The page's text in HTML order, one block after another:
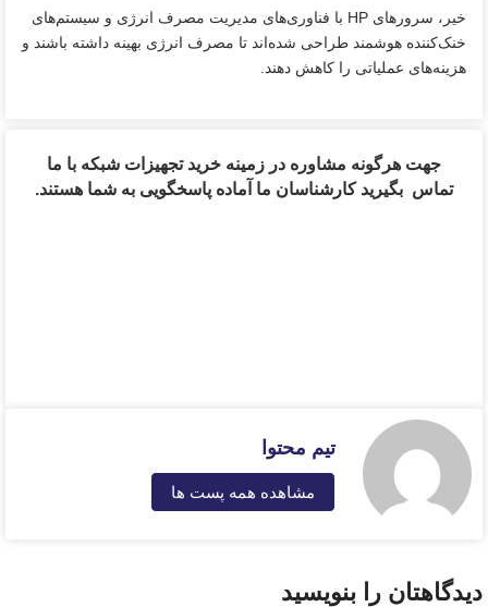
خیر، سرورهای HP با فناوری‌های مدیریت مصرف انرژی و سیستم‌های
خنک‌کننده هوشمند طراحی شده‌اند تا مصرف انرژی بهینه داشته باشند و
هزینه‌های عملیاتی را کاهش دهند.
جهت هرگونه مشاوره در زمینه خرید تجهیزات شبکه با ما
تماس بگیرید کارشناسان ما آماده پاسخگویی به شما هستند.
تیم محتوا
مشاهده همه پست ها
دیدگاهتان را بنویسید